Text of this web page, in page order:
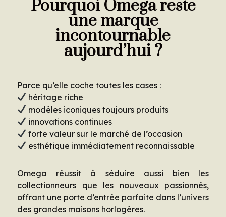
Pourquoi Omega reste
une marque
incontournable
aujourd’hui ?
Parce qu’elle coche toutes les cases :
héritage riche
modèles iconiques toujours produits
innovations continues
forte valeur sur le marché de l’occasion
esthétique immédiatement reconnaissable
Omega réussit à séduire aussi bien les
collectionneurs que les nouveaux passionnés,
offrant une porte d’entrée parfaite dans l’univers
des grandes maisons horlogères.